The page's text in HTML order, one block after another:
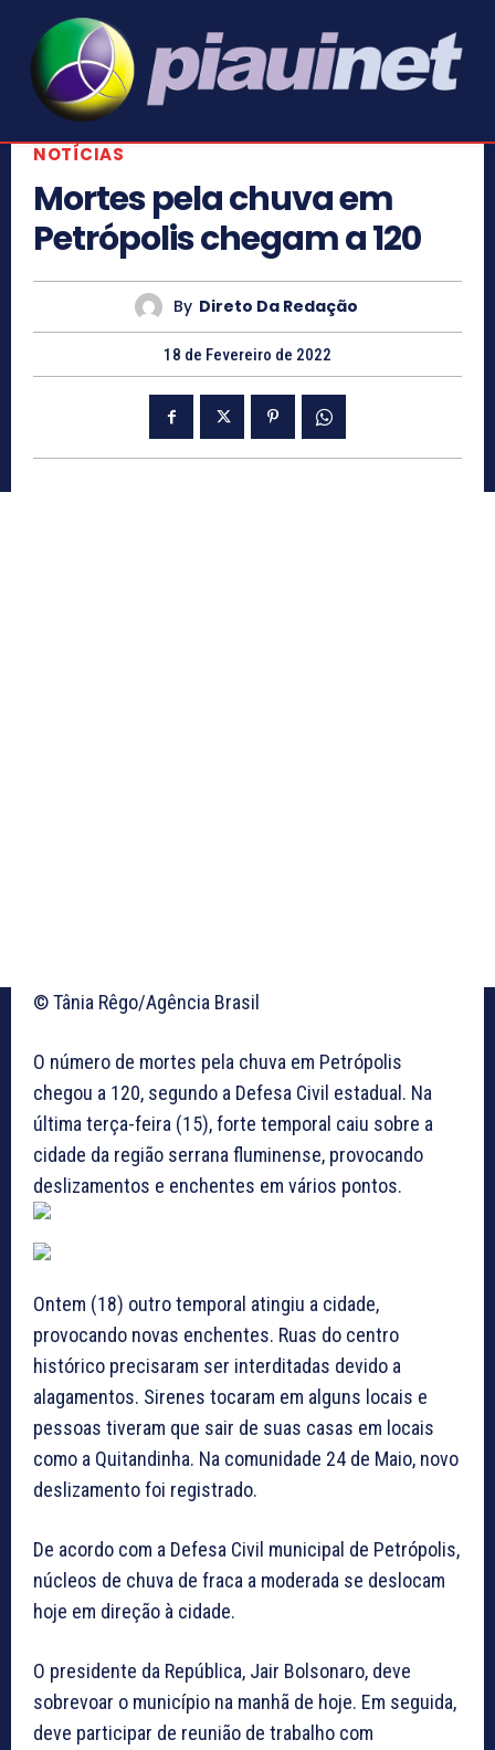
NOTÍCIAS
Mortes pela chuva em
Petrópolis chegam a 120
By Direto Da Redação
18 de Fevereiro de 2022
© Tânia Rêgo/Agência Brasil
O número de mortes pela chuva em Petrópolis
chegou a 120, segundo a Defesa Civil estadual. Na
última terça-feira (15), forte temporal caiu sobre a
cidade da região serrana fluminense, provocando
deslizamentos e enchentes em vários pontos.
Ontem (18) outro temporal atingiu a cidade,
provocando novas enchentes. Ruas do centro
histórico precisaram ser interditadas devido a
alagamentos. Sirenes tocaram em alguns locais e
pessoas tiveram que sair de suas casas em locais
como a Quitandinha. Na comunidade 24 de Maio, novo
deslizamento foi registrado.
De acordo com a Defesa Civil municipal de Petrópolis,
núcleos de chuva de fraca a moderada se deslocam
hoje em direção à cidade.
O presidente da República, Jair Bolsonaro, deve
sobrevoar o município na manhã de hoje. Em seguida,
deve participar de reunião de trabalho com